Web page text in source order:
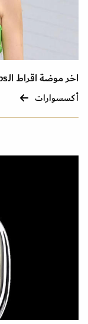
اخر موضة اقراط الـHoops لربيع وصيف 2023
أكسسوارات